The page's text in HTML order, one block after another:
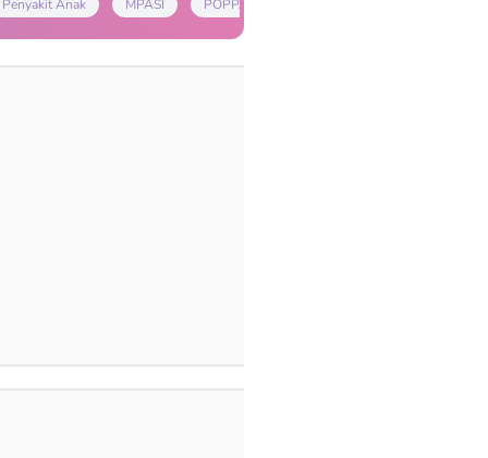
Penyakit Anak MPASI POPPAPA